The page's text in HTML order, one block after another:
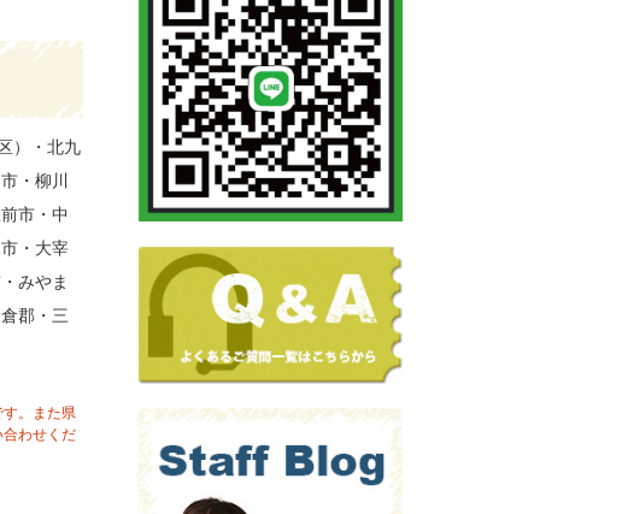
）・北九
・柳川
市・中
・大宰
みやま
郡・三
。また県
わせくだ